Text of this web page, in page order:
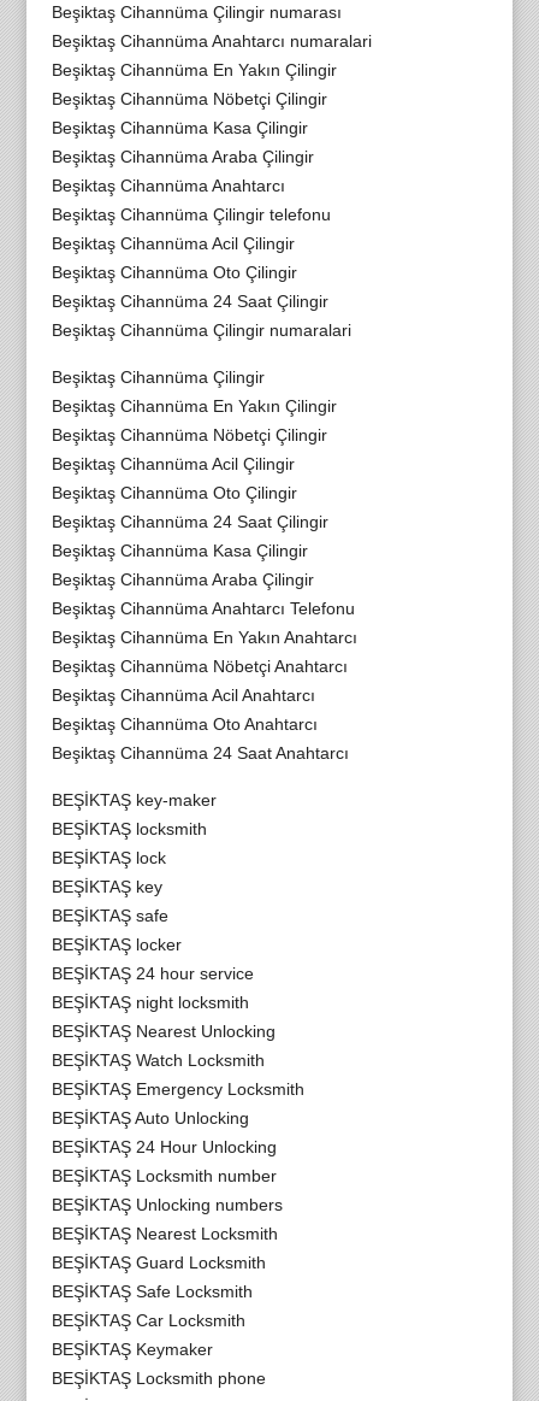
Beşiktaş Cihannüma Çilingir numarası
Beşiktaş Cihannüma Anahtarcı numaralari
Beşiktaş Cihannüma En Yakın Çilingir
Beşiktaş Cihannüma Nöbetçi Çilingir
Beşiktaş Cihannüma Kasa Çilingir
Beşiktaş Cihannüma Araba Çilingir
Beşiktaş Cihannüma Anahtarcı
Beşiktaş Cihannüma Çilingir telefonu
Beşiktaş Cihannüma Acil Çilingir
Beşiktaş Cihannüma Oto Çilingir
Beşiktaş Cihannüma 24 Saat Çilingir
Beşiktaş Cihannüma Çilingir numaralari
Beşiktaş Cihannüma Çilingir
Beşiktaş Cihannüma En Yakın Çilingir
Beşiktaş Cihannüma Nöbetçi Çilingir
Beşiktaş Cihannüma Acil Çilingir
Beşiktaş Cihannüma Oto Çilingir
Beşiktaş Cihannüma 24 Saat Çilingir
Beşiktaş Cihannüma Kasa Çilingir
Beşiktaş Cihannüma Araba Çilingir
Beşiktaş Cihannüma Anahtarcı Telefonu
Beşiktaş Cihannüma En Yakın Anahtarcı
Beşiktaş Cihannüma Nöbetçi Anahtarcı
Beşiktaş Cihannüma Acil Anahtarcı
Beşiktaş Cihannüma Oto Anahtarcı
Beşiktaş Cihannüma 24 Saat Anahtarcı
BEŞİKTAŞ key-maker
BEŞİKTAŞ locksmith
BEŞİKTAŞ lock
BEŞİKTAŞ key
BEŞİKTAŞ safe
BEŞİKTAŞ locker
BEŞİKTAŞ 24 hour service
BEŞİKTAŞ night locksmith
BEŞİKTAŞ Nearest Unlocking
BEŞİKTAŞ Watch Locksmith
BEŞİKTAŞ Emergency Locksmith
BEŞİKTAŞ Auto Unlocking
BEŞİKTAŞ 24 Hour Unlocking
BEŞİKTAŞ Locksmith number
BEŞİKTAŞ Unlocking numbers
BEŞİKTAŞ Nearest Locksmith
BEŞİKTAŞ Guard Locksmith
BEŞİKTAŞ Safe Locksmith
BEŞİKTAŞ Car Locksmith
BEŞİKTAŞ Keymaker
BEŞİKTAŞ Locksmith phone